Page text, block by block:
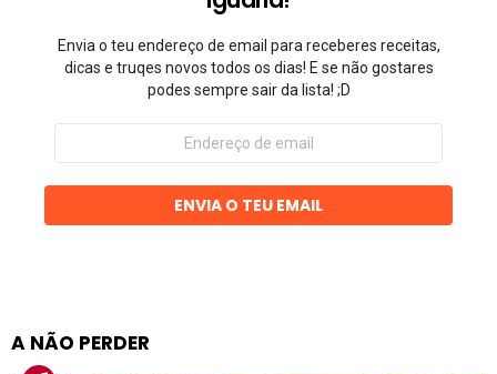
Envia o teu endereço de email para receberes receitas,
dicas e truqes novos todos os dias! E se não gostares
podes sempre sair da lista! ;D
Endereço
email
ENVIA O TEU EMAIL
A NÃO PERDER